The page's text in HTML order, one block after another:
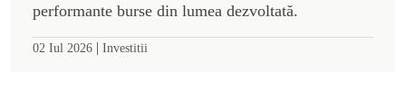
performante burse din lumea dezvoltată.
02 Iul 2026 | Investitii